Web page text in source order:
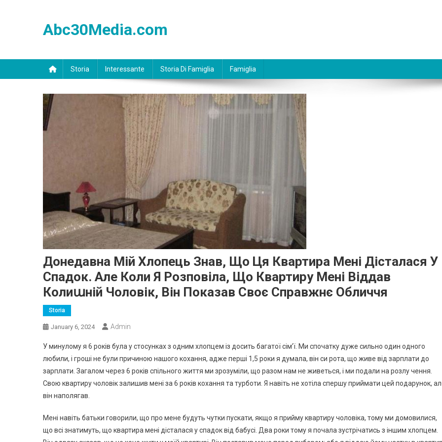
Abc30Media.com
Storia Interessante Storia Di Famiglia Famiglia
Донедавна Мій Хлопець Знав, Що Ця Квартира Мені Дісталася У
Спадок. Але Коли Я Розповіла, Що Квартиру Мені Віддав
Колиաній Чоловік, Він Показав Своє Справжнє Обличчя
Storia
January 6, 2024 Admin
У минулому я 6 років була у стосунках з одним хлопцем із досить багатої сім’ї. Ми спочатку дуже сильно один одного
любили, і гроші не були причиною нашого кохання, адже перші 1,5 роки я думала, він си рота, що живе від зарплати до
зарплати. Загалом через 6 років спільного життя ми зрозуміли, що разом нам не живеться, і ми подали на розлу чення.
Свою квартиру чоловік залишив мені за 6 років кохання та турботи. Я навіть не хотіла спершу приймати цей подарунок,
він наполягав.
Мені навіть батьки говорили, що про мене будуть чутки пускати, якщо я прийму квартиру чоловіка, тому ми домовилися,
що всі знатимуть, що квартира мені дісталася у спадок від бабусі. Два роки тому я почала зустрічатись з іншим хлопцем.